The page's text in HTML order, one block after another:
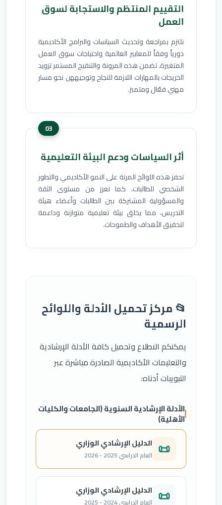
التقييم المنتظم والاستجابة لسوق
العمل
نلتزم بمراجعة وتحديث السياسات والبرامج الأكاديمية
دورياً وفقاً للمعايير العالمية واحتياجات سوق العمل
المتغيرة. تضمن هذه المرونة والتنقيح المستمر تزويد
الخريجات بالمهارات اللازمة للنجاح وتوجيههن نحو مسار
مهني فعّال ومتميز.
03
أثر السياسات ودعم البيئة التعليمية
تحفز هذه اللوائح المرنة على النمو الأكاديمي والتطور
الشخصي للطالبات، كما تعزز من مستوى الثقة
والمسؤولية المشتركة بين الطالبات وأعضاء هيئة
التدريس، مما يخلق بيئة تعليمية متوازنة وداعمة
لتحقيق الأهداف والطموحات.
📂 مركز تحميل الأدلة واللوائح
الرسمية
يمكنكم الاطلاع وتحميل كافة الأدلة الإرشادية
والتعليمات الأكاديمية الصادرة مباشرة عبر
التبويبات أدناه:
الأدلة الإرشادية السنوية (الجامعات والكليات
الأهلية)
📜 الدليل الإرشادي الوزاري
العام الدراسي 2025 - 2026
📜 الدليل الإرشادي الوزاري
العام الدراسي 2024 - 2025